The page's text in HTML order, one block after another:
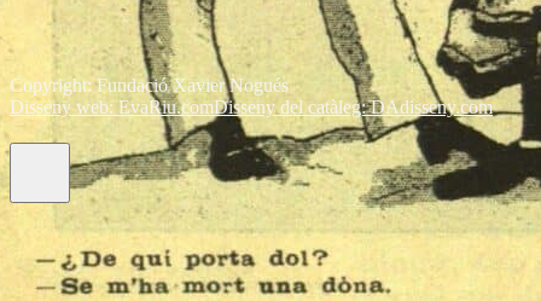
Copyright: Fundació Xavier Nogués
Disseny web: EvaRiu.comDisseny del catàleg: DAdisseny.com